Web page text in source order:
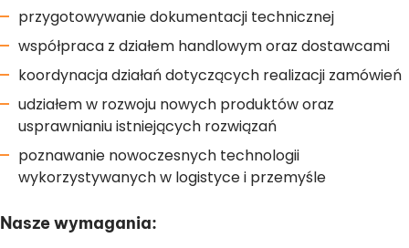
przygotowywanie dokumentacji technicznej
współpraca z działem handlowym oraz dostawcami
koordynacja działań dotyczących realizacji zamówień
udziałem w rozwoju nowych produktów oraz
usprawnianiu istniejących rozwiązań
poznawanie nowoczesnych technologii
wykorzystywanych w logistyce i przemyśle
Nasze wymagania: